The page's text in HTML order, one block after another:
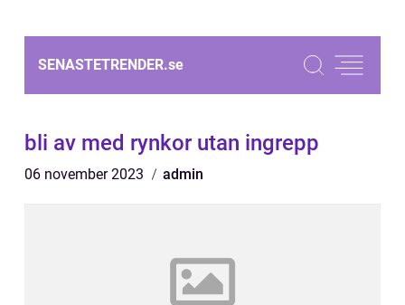
SENASTETRENDER.se
bli av med rynkor utan ingrepp
06 november 2023 admin